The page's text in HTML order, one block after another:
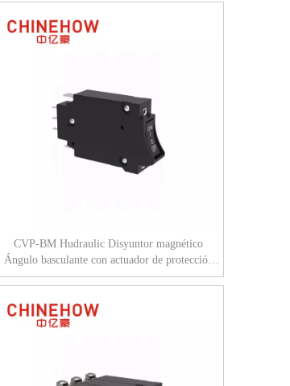
CVP-BM Hudraulic Disyuntor magnético
Ángulo basculante con actuador de protección
con lengüeta (QC250) Interruptor auxiliar 1P